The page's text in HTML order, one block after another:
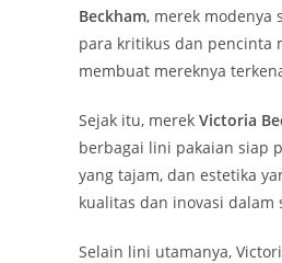
Beckham, merek modenya
para kritikus dan pencinta
membuat mereknya
Sejak itu, merek Victoria
berbagai lini pakaian siap
yang tajam, dan estetika
kualitas dan inovasi
Selain lini utamanya,